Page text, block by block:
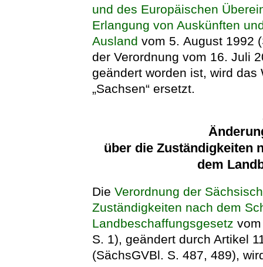
und des Europäischen
Erlangung von Auskünften
Ausland vom 5. August 1992
der Verordnung vom 16. Juli
geändert worden ist, wird das
„Sachsen“ ersetzt.
über die Zuständigkeiten
dem
DieVerordnung der
Zuständigkeiten nach dem
Landbeschaffungsgesetz
S. 1), geändert durch Artikel
(SächsGVBl. S. 487, 489),